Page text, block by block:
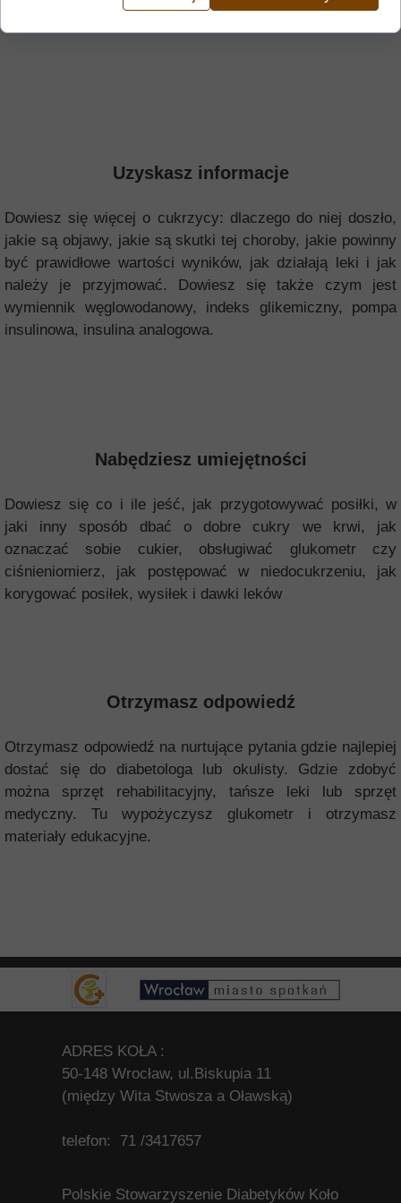
Otrzymasz odpowiedź
Otrzymasz odpowiedź na nurtujące pytania gdzie najlepiej
dostać się do diabetologa lub okulisty. Gdzie zdobyć
można sprzęt rehabilitacyjny, tańsze leki lub sprzęt
medyczny. Tu wypożyczysz glukometr i otrzymasz
materiały edukacyjne.
Nabędziesz umiejętności
Dowiesz się co i ile jeść, jak przygotowywać posiłki, w
jaki inny sposób dbać o dobre cukry we krwi, jak
oznaczać sobie cukier, obsługiwać glukometr czy
ciśnieniomierz, jak postępować w niedocukrzeniu, jak
korygować posiłek, wysiłek i dawki leków
Uzyskasz informacje
Dowiesz się więcej o cukrzycy: dlaczego do niej doszło,
jakie są objawy, jakie są skutki tej choroby, jakie powinny
być prawidłowe wartości wyników, jak działają leki i jak
należy je przyjmować. Dowiesz się także czym jest
wymiennik węglowodanowy, indeks glikemiczny, pompa
insulinowa, insulina analogowa.
ADRES KOŁA :
50-148 Wrocław, ul.Biskupia 11
(między Wita Stwosza a Oławską)
telefon: 71 /3417657
Polskie Stowarzyszenie Diabetyków Koło